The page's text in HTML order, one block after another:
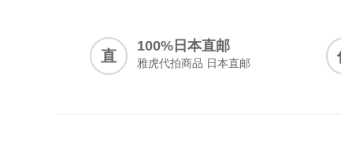
直
100%日本直邮
雅虎代拍商品 日本直邮